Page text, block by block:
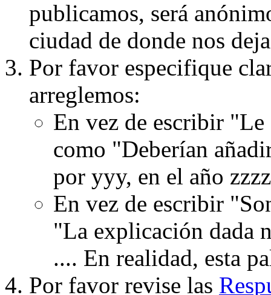
publicamos, será
ciudad de donde nos
Por favor especifique
arreglemos:
En vez de escribir
como "Deberían
por yyy, en el año
En vez de escribir
"La explicación dada
.... En realidad, esta
Por favor revise las